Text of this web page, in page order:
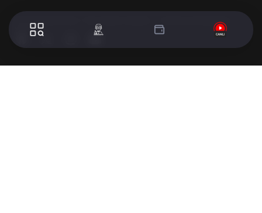
© 2024 WorldTurk. Tüm Hakları Saklıdır. - Tasarım & Geliştirme :
Volion's